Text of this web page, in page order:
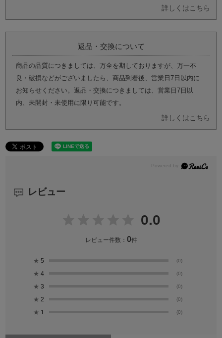
詳しくはこちら
返品・交換について
商品の品質につきましては、万全を期しておりますが、万一不
良・破損などがございましたら、商品到着後、営業日7日以内に
お知らせください。返品・交換につきましては、営業日7日以
内、未開封・未使用に限り可能です。
詳しくはこちら
レビュー
0.0
レビュー件数： 0件
★ 5 (0)
★ 4 (0)
★ 3 (0)
★ 2 (0)
★ 1 (0)